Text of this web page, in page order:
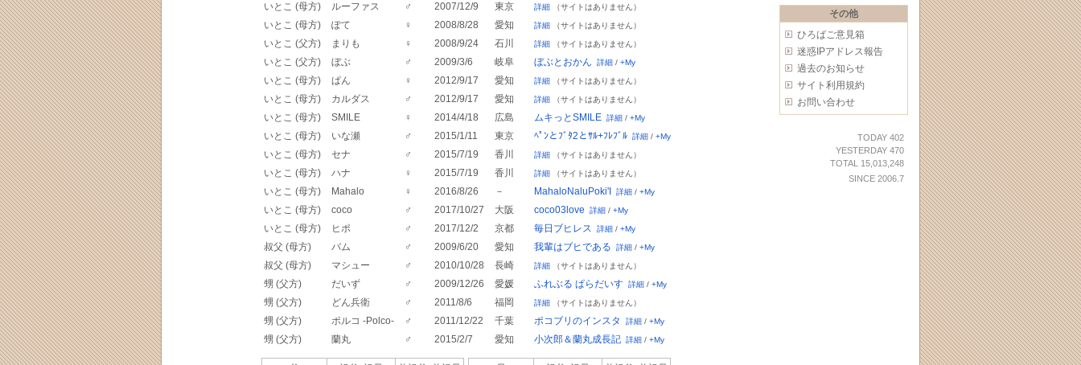
その他
ひろばご意見箱
迷惑IPアドレス報告
過去のお知らせ
サイト利用規約
お問い合わせ
TODAY 402
YESTERDAY 470
TOTAL 15,013,248
SINCE 2006.7
いとこ (母方) ルーファス ♂ 2007/12/9 東京 詳細（サイトはありません）
いとこ (母方) ぽて ♀ 2008/8/28 愛知 詳細（サイトはありません）
いとこ (父方) まりも ♀ 2008/9/24 石川 詳細（サイトはありません）
いとこ (父方) ぼぶ ♂ 2009/3/6 岐阜 ぼぶとおかん 詳細/ +My
いとこ (母方) ぱん ♀ 2012/9/17 愛知 詳細（サイトはありません）
いとこ (母方) カルダス ♂ 2012/9/17 愛知 詳細（サイトはありません）
いとこ (母方) SMILE ♀ 2014/4/18 広島 ムキっとSMILE 詳細/ +My
いとこ (母方) いな瀬 ♂ 2015/1/11 東京 ﾍﾟﾝとﾌﾞﾀ2とｻﾙ+ﾌﾚﾌﾞﾙ 詳細/ +My
いとこ (母方) セナ ♂ 2015/7/19 香川 詳細（サイトはありません）
いとこ (母方) ハナ ♀ 2015/7/19 香川 詳細（サイトはありません）
いとこ (母方) Mahalo ♀ 2016/8/26 － MahaloNaluPoki'I 詳細/ +My
いとこ (母方) coco ♂ 2017/10/27 大阪 coco03love 詳細/ +My
いとこ (母方) ヒポ ♂ 2017/12/2 京都 毎日ブヒレス 詳細/ +My
叔父 (母方) バム ♂ 2009/6/20 愛知 我輩はブヒである 詳細/ +My
叔父 (母方) マシュー ♂ 2010/10/28 長崎 詳細（サイトはありません）
甥 (父方) だいず ♂ 2009/12/26 愛媛 ふれぶる ぱらだいす 詳細/ +My
甥 (父方) どん兵衛 ♂ 2011/8/6 福岡 詳細（サイトはありません）
甥 (父方) ポルコ -Polco- ♂ 2011/12/22 千葉 ポコブリのインスタ 詳細/ +My
甥 (父方) 蘭丸 ♂ 2015/2/7 愛知 小次郎＆蘭丸成長記 詳細/ +My